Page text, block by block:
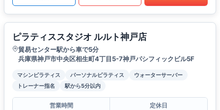
ピラティススタジオ ルルト神戸店
貿易センター駅から車で5分
兵庫県神戸市中央区相生町4丁目5-7神戸パシフィックビル5F
マシンピラティス パーソナルピラティス
ウォーターサーバー
トレーナー指名
駅から5分以内
営業時間
定休日